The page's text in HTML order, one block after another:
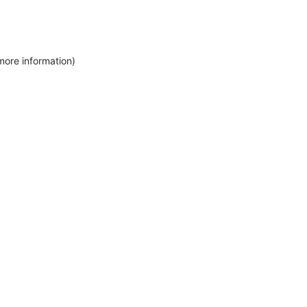
information)